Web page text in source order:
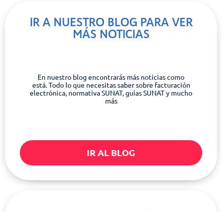
IR A NUESTRO BLOG PARA VER
MÁS NOTICIAS
En nuestro blog encontrarás más noticias como
está. Todo lo que necesitas saber sobre facturación
electrónica, normativa SUNAT, guías SUNAT y mucho
más
IR AL BLOG